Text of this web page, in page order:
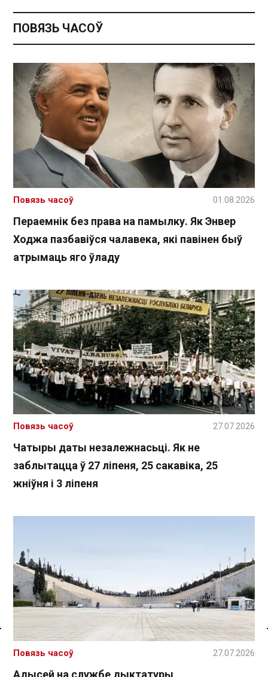
Спасылка без VPN
ПОВЯЗЬ ЧАСОЎ
Пераемнік без права на памылку. Як Энвер
Ходжа пазбавіўся чалавека, які павінен быў
атрымаць яго ўладу
Повязь часоў 01.08.2026
Чатыры даты незалежнасьці. Як не
заблытацца ў 27 ліпеня, 25 сакавіка, 25
жніўня і 3 ліпеня
Повязь часоў 27.07.2026
Адысей на службе дыктатуры
Повязь часоў 27.07.2026